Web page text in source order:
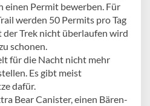
einen Permit bewerben. Für
werden 50 Permits pro Tag
der Trek nicht überlaufen wird
schonen.
für die Nacht nicht mehr
Es gibt meist
dafür.
Bear Canister, einen Bären-